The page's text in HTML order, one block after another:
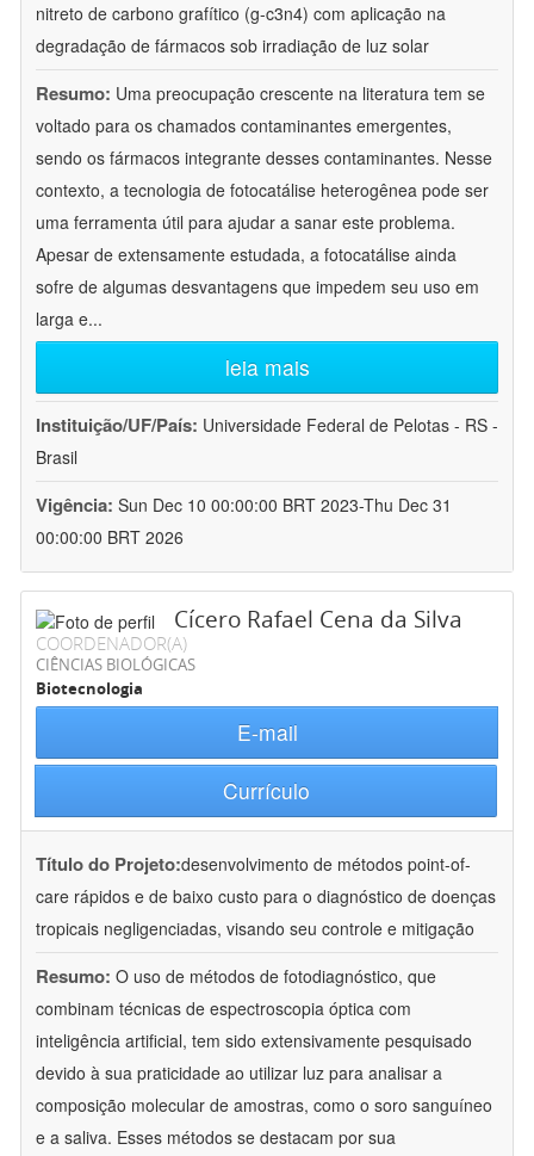
nitreto de carbono grafítico (g-c3n4) com aplicação na
degradação de fármacos sob irradiação de luz solar
Resumo: Uma preocupação crescente na literatura tem se
voltado para os chamados contaminantes emergentes,
sendo os fármacos integrante desses contaminantes. Nesse
contexto, a tecnologia de fotocatálise heterogênea pode ser
uma ferramenta útil para ajudar a sanar este problema.
Apesar de extensamente estudada, a fotocatálise ainda
sofre de algumas desvantagens que impedem seu uso em
larga e...
leia mais
Instituição/UF/País: Universidade Federal de Pelotas - RS -
Brasil
Vigência: Sun Dec 10 00:00:00 BRT 2023-Thu Dec 31
00:00:00 BRT 2026
Cícero Rafael Cena da Silva
COORDENADOR(A)
CIÊNCIAS BIOLÓGICAS
Biotecnologia
E-mail
Currículo
Título do Projeto:desenvolvimento de métodos point-of-
care rápidos e de baixo custo para o diagnóstico de doenças
tropicais negligenciadas, visando seu controle e mitigação
Resumo: O uso de métodos de fotodiagnóstico, que
combinam técnicas de espectroscopia óptica com
inteligência artificial, tem sido extensivamente pesquisado
devido à sua praticidade ao utilizar luz para analisar a
composição molecular de amostras, como o soro sanguíneo
e a saliva. Esses métodos se destacam por sua